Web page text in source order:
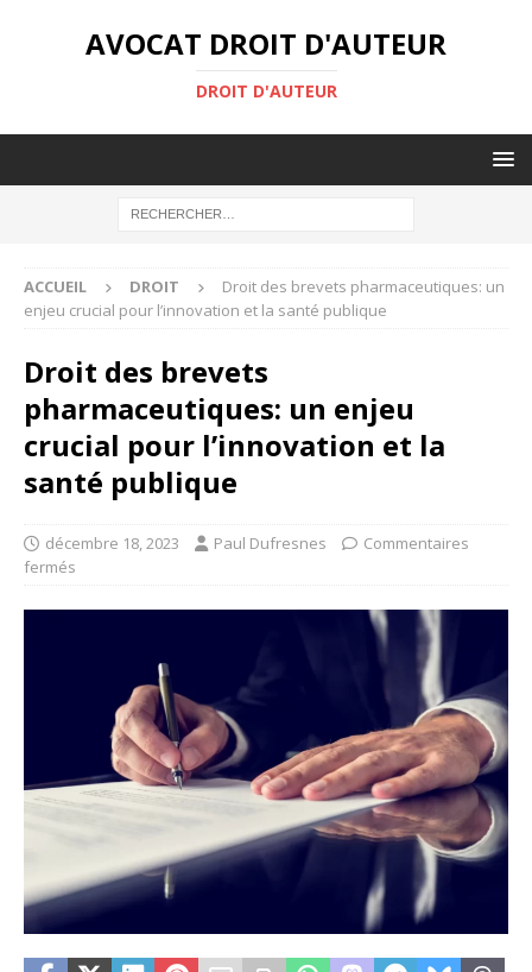
AVOCAT DROIT D'AUTEUR
DROIT D'AUTEUR
ACCUEIL DROIT
Droit des brevets pharmaceutiques: un
enjeu crucial pour l’innovation et la santé publique
Droit des brevets
pharmaceutiques: un enjeu
crucial pour l’innovation et la
santé publique
décembre 18, 2023 Paul Dufresnes
Commentaires
fermés